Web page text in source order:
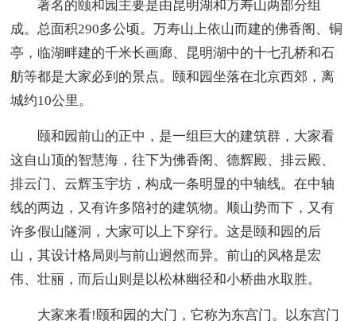
著名的颐和园主要是由昆明湖和万寿山两部分组
成。总面积290多公顷。万寿山上依山而建的佛香阁、铜
亭，临湖畔建的千米长画廊、昆明湖中的十七孔桥和石
舫等都是大家必到的景点。颐和园坐落在北京西郊，离
城约10公里。
颐和园前山的正中，是一组巨大的建筑群，大家看
这自山顶的智慧海，往下为佛香阁、德辉殿、排云殿、
排云门、云辉玉宇坊，构成一条明显的中轴线。在中轴
线的两边，又有许多陪衬的建筑物。顺山势而下，又有
许多假山隧洞，大家可以上下穿行。这是颐和园的后
山，其设计格局则与前山迥然而异。前山的风格是宏
伟、壮丽，而后山则是以松林幽径和小桥曲水取胜。
大家来看!颐和园的大门，它称为东宫门。以东宫门